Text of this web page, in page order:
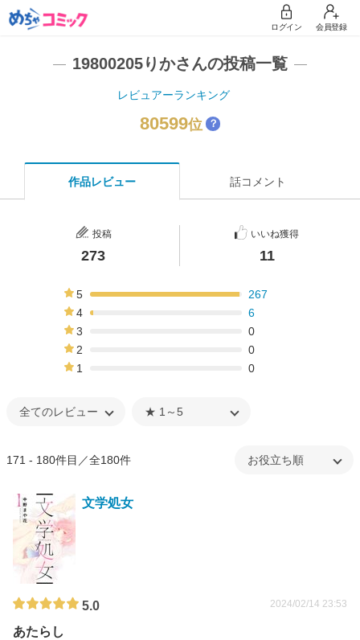
ログイン 会員登録
19800205りかさんの投稿一覧
レビュアーランキング
80599位 ？
作品レビュー 話コメント
投稿
273
いいね獲得
11
5
267
4
6
3
0
2
0
1
0
171 - 180件目／全180件
文学処女
5.0 2024/02/14 23:53
あたらし